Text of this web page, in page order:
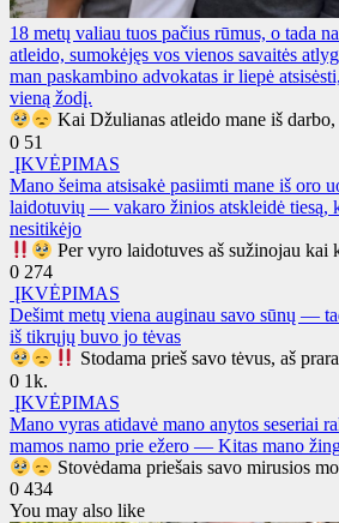
18 metų valiau tuos pačius rūmus, o tada
atleido, sumokėjęs vos vienos savaitės
man paskambino advokatas ir liepė
vieną žodį.
Kai Džulianas atleido mane iš darbo,
0 51
ĮKVĖPIMAS
Mano šeima atsisakė pasiimti mane iš oro
laidotuvių — vakaro žinios atskleidė tiesą,
nesitikėjo
Per vyro laidotuves aš sužinojau kai
0 274
ĮKVĖPIMAS
Dešimt metų viena auginau savo sūnų —
iš tikrųjų buvo jo tėvas
Stodama prieš savo tėvus, aš
0 1k.
ĮKVĖPIMAS
Mano vyras atidavė mano anytos seseriai
mamos namo prie ežero — Kitas mano
Stovėdama priešais savo mirusios
0 434
You may also like